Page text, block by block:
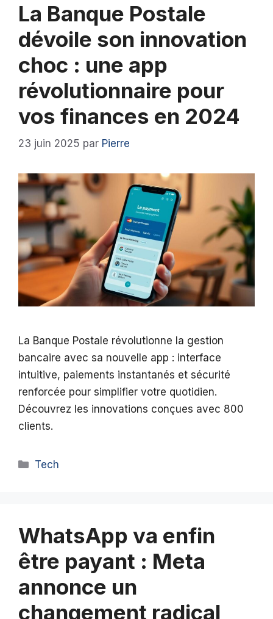
La Banque Postale
dévoile son innovation
choc : une app
révolutionnaire pour
vos finances en 2024
23 juin 2025 par Pierre
La Banque Postale révolutionne la gestion
bancaire avec sa nouvelle app : interface
intuitive, paiements instantanés et sécurité
renforcée pour simplifier votre quotidien.
Découvrez les innovations conçues avec 800
clients.
Catégories
Tech
WhatsApp va enfin
être payant : Meta
annonce un
changement radical